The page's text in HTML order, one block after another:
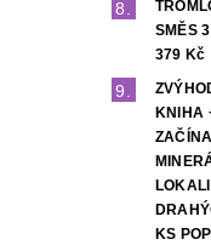
SMĚS
379 Kč
KNIHA
KS